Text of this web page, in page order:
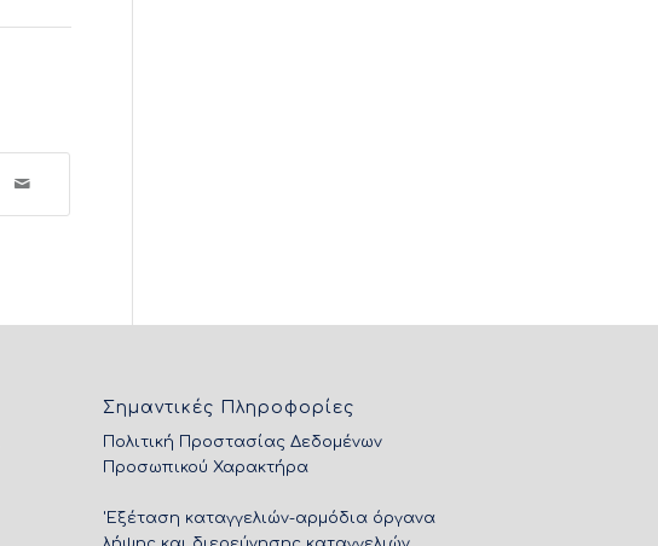
Σημαντικές Πληροφορίες
Πολιτική Προστασίας Δεδομένων
Προσωπικού Χαρακτήρα
'Εξέταση καταγγελιών-αρμόδια όργανα